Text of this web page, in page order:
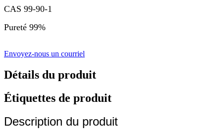
CAS 99-90-1
Pureté 99%
Envoyez-nous un courriel
Détails du produit
Étiquettes de produit
Description du produit